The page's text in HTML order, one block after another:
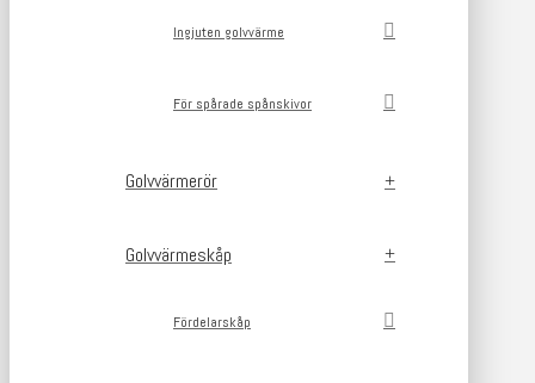
Ingjuten golvvärme
För spårade spånskivor
Golvvärmerör
Golvvärmeskåp
Fördelarskåp